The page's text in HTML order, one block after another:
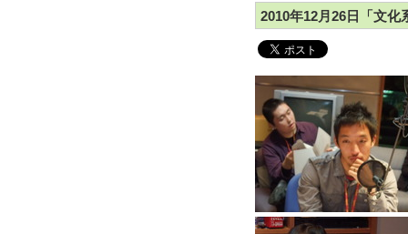
2010年12月26日「文化